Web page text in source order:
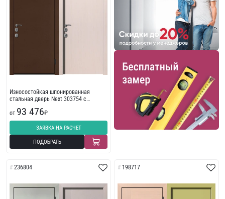
Износостойкая шпонированная
стальная дверь Next 303754 с
от 93 476₽
ЗАЯВКА НА РАСЧЕТ
ПОДОБРАТЬ
236804 198717